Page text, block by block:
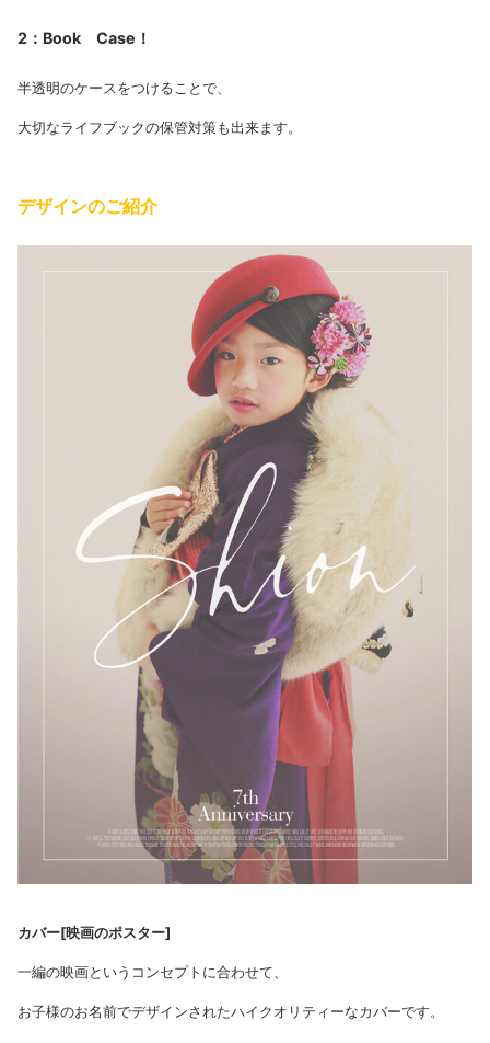
2：Book Case！
半透明のケースをつけることで、
大切なライフブックの保管対策も出来ます。
デザインのご紹介
カバー[映画のポスター]
一編の映画というコンセプトに合わせて、
お子様のお名前でデザインされたハイクオリティーなカバーです。